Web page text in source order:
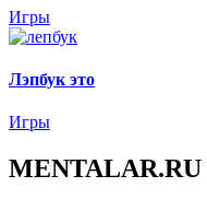
Игры
Лэпбук это
Игры
MENTALAR.RU